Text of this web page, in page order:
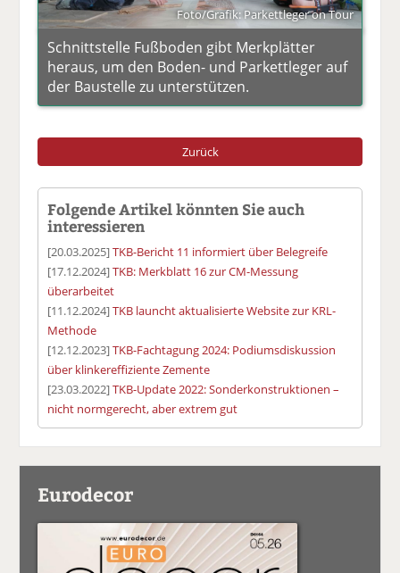
Foto/Grafik: Parkettleger on Tour
Schnittstelle Fußboden gibt Merkplätter
heraus, um den Boden- und Parkettleger auf
der Baustelle zu unterstützen.
Zurück
Folgende Artikel könnten Sie auch
interessieren
[20.03.2025]TKB-Bericht 11 informiert über Belegreife
[17.12.2024]TKB: Merkblatt 16 zur CM-Messung
überarbeitet
[11.12.2024]TKB launcht aktualisierte Website zur KRL-
Methode
[12.12.2023]TKB-Fachtagung 2024: Podiumsdiskussion
über klinkereffiziente Zemente
[23.03.2022]TKB-Update 2022: Sonderkonstruktionen –
nicht normgerecht, aber extrem gut
Eurodecor